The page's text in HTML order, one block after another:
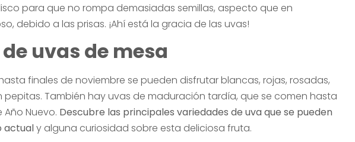
para que no rompa demasiadas semillas, aspecto que en
debido a las prisas. ¡Ahí está la gracia de las uvas!
uvas de mesa
finales de noviembre se pueden disfrutar blancas, rojas, rosadas,
pepitas. También hay uvas de maduración tardía, que se comen hasta
Nuevo. Descubre las principales variedades de uva que se pueden
actualy alguna curiosidad sobre esta deliciosa fruta.